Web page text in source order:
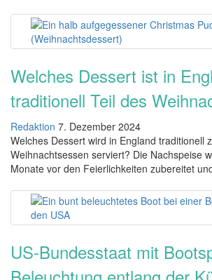
Welches Dessert ist in
traditionell Teil des
Redaktion 7. Dezember 2024
Welches Dessert wird in England traditionell
Weihnachtsessen serviert? Die Nachspeise
Monate vor den Feierlichkeiten zubereitet
US-Bundesstaat mit